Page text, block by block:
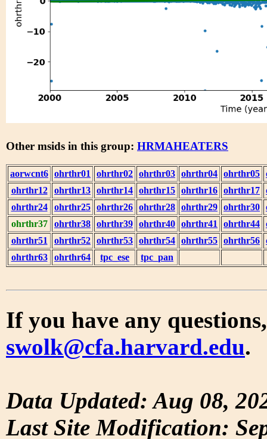
Other msids in this group: HRMAHEATERS
aorwcnt6 ohrthr01 ohrthr02 ohrthr03 ohrthr04 ohrthr05
ohrthr12
ohrthr13 ohrthr14 ohrthr15 ohrthr16 ohrthr17
ohrthr24
ohrthr25 ohrthr26 ohrthr28 ohrthr29 ohrthr30
ohrthr37
ohrthr38 ohrthr39 ohrthr40 ohrthr41 ohrthr44
ohrthr51
ohrthr52 ohrthr53 ohrthr54 ohrthr55 ohrthr56
ohrthr63
ohrthr64 tpc_ese tpc_pan
If you have any
swolk@cfa.harvard.edu.
Data Updated: Aug 08,
Last Site Modification: